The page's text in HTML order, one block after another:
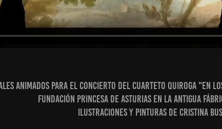
animados para el concierto del Cuarteto Quiroga "En
Fundación Princesa de Asturias en la antigua
Ilustraciones y pinturas de Cristina